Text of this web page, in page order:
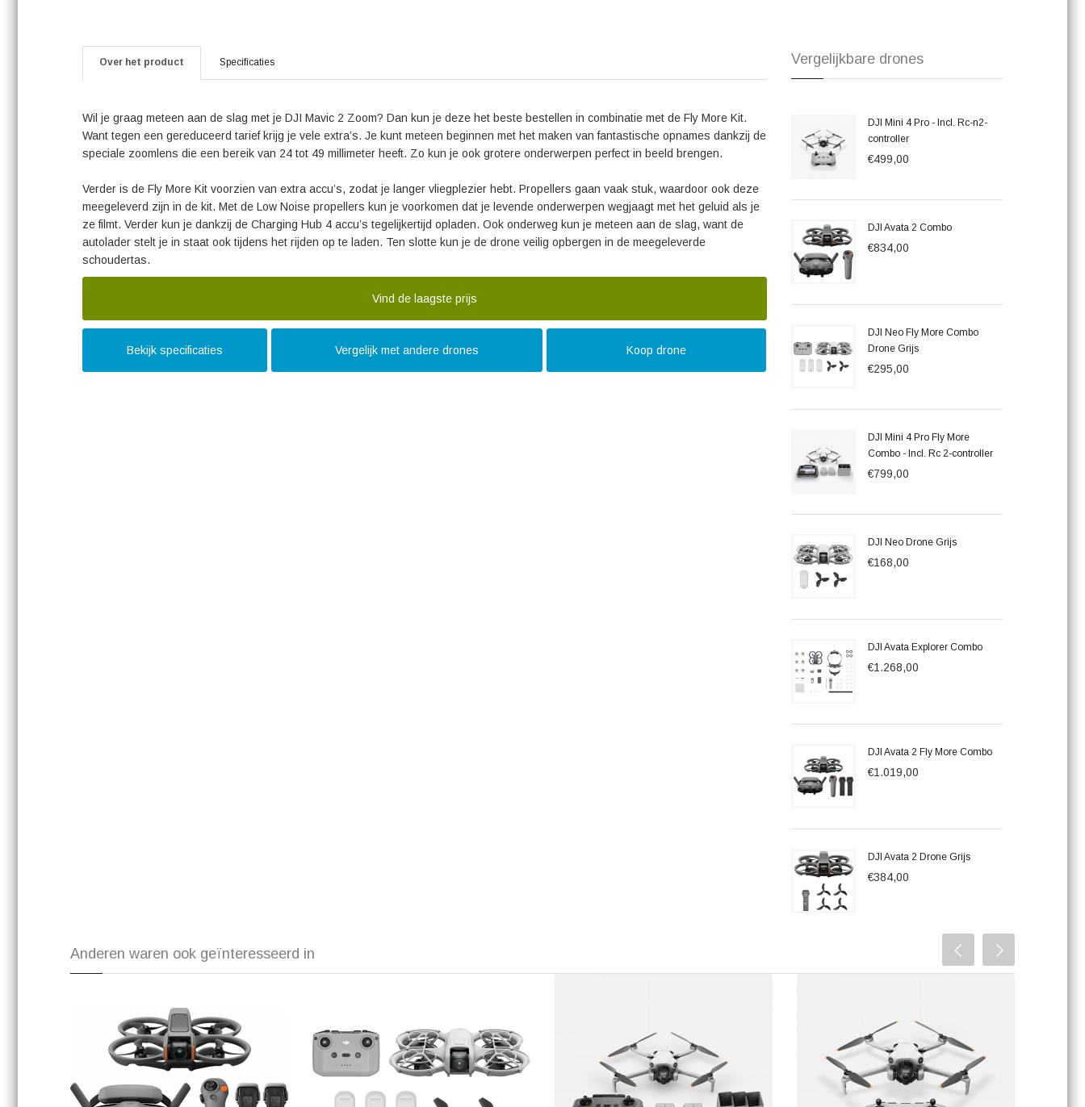
Over het product Specificaties
Wil je graag meteen aan de slag met je DJI Mavic 2 Zoom? Dan kun je deze het beste bestellen in combinatie met de Fly More Kit.
Want tegen een gereduceerd tarief krijg je vele extra’s. Je kunt meteen beginnen met het maken van fantastische opnames dankzij de
speciale zoomlens die een bereik van 24 tot 49 millimeter heeft. Zo kun je ook grotere onderwerpen perfect in beeld brengen.
Verder is de Fly More Kit voorzien van extra accu’s, zodat je langer vliegplezier hebt. Propellers gaan vaak stuk, waardoor ook deze
meegeleverd zijn in de kit. Met de Low Noise propellers kun je voorkomen dat je levende onderwerpen wegjaagt met het geluid als je
ze filmt. Verder kun je dankzij de Charging Hub 4 accu’s tegelijkertijd opladen. Ook onderweg kun je meteen aan de slag, want de
autolader stelt je in staat ook tijdens het rijden op te laden. Ten slotte kun je de drone veilig opbergen in de meegeleverde
schoudertas.
Vind de laagste prijs
Bekijk specificaties Vergelijk met andere drones Koop drone
Vergelijkbare drones
DJI Mini 4 Pro - Incl. Rc-n2-
controller
€499,00
DJI Avata 2 Combo
€834,00
DJI Neo Fly More Combo
Drone Grijs
€295,00
DJI Mini 4 Pro Fly More
Combo - Incl. Rc 2-controller
€799,00
DJI Neo Drone Grijs
€168,00
DJI Avata Explorer Combo
€1.268,00
DJI Avata 2 Fly More Combo
€1.019,00
DJI Avata 2 Drone Grijs
€384,00
Anderen waren ook geïnteresseerd in